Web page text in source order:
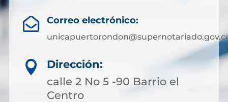
 Correo electrónico:

Dirección:
calle 2 No 5 -90 Barrio el
Centro